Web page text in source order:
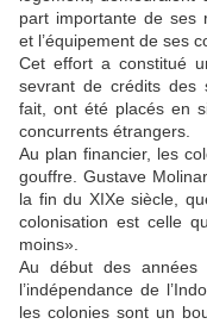
part importante de ses
et l’équipement de ses
Cet effort a constitué
sevrant de crédits des
fait, ont été placés en
concurrents étrangers.
Au plan financier, les
gouffre. Gustave
la fin du XIXe siècle,
colonisation est celle
moins».
Au début des années
l’indépendance de
les colonies sont un